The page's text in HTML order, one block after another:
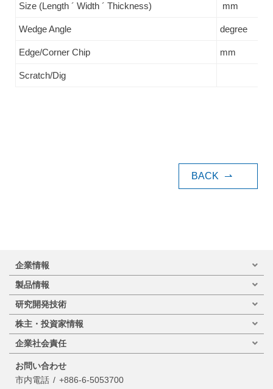
Size (Length ´ Width ´ Thickness) mm
Wedge Angle degree
Edge/Corner Chip mm
Scratch/Dig
BACK ⇀
企業情報
製品情報
研究開発技術
株主・投資家情報
企業社会責任
お問い合わせ
市内電話
+886-6-5053700